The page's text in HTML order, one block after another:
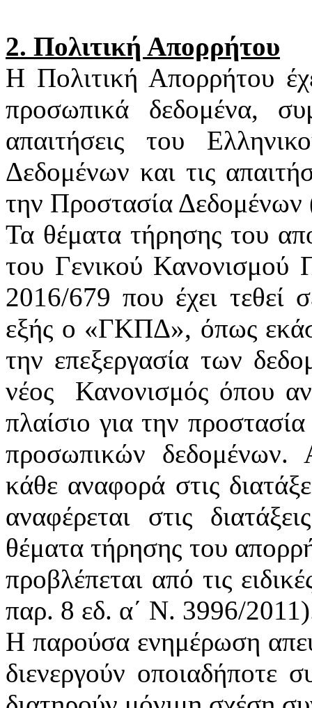
2. Πολιτική Απορρήτου
Η Πολιτική Απορρήτου
προσωπικά δεδομένα,
απαιτήσεις του
Δεδομένων και τις
την Προστασία
Τα θέματα τήρησης του
του Γενικού
2016/679 που έχει τεθεί
εξής ο «ΓΚΠΔ», όπως
την επεξεργασία των
νέος
Κανονισμός όπου
πλαίσιο για την
προσωπικών
κάθε αναφορά στις
αναφέρεται στις
θέματα τήρησης του
προβλέπεται από τις
παρ. 8 εδ. α΄ Ν. 3996/
Η παρούσα ενημέρωση
διενεργούν